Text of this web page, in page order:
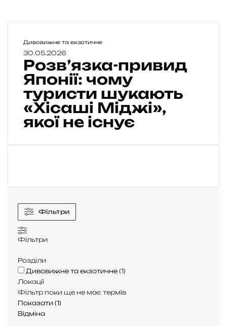
Р
о
з
в
’
я
з
а
п
Я
п
о
н
ї
:
ч
о
м
у
Дивовижне та екзотичне
30.05.2026
Розв’язка-привид
Японії: чому
туристи шукають
«Хісаші Міджі»,
якої не існує
Фільтри
Фільтри
Розділи
Дивовижне та екзотичне (1)
Локації
Фільтр поки ще не має термів
Показати (1)
Відміна